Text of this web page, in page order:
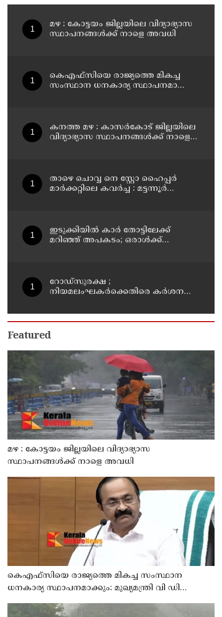
മഴ : കോട്ടയം ജില്ലയിലെ വിദ്യാഭ്യാസ
സ്ഥാപനങ്ങൾക്ക് നാളെ അവധി
കെഎഫ്‌സിയെ രാജ്യത്തെ മികച്ച
സംസ്ഥാന ധനകാര്യ സ്ഥാപനമാക്കും:
കനത്ത മഴ : കാസർകോട് ജില്ലയിലെ
വിദ്യാഭ്യാസ സ്ഥാപനങ്ങൾക്ക് നാളെ
താഴെ ചൊവ്വ നെ സ്റ്റോ ഹൈപ്പർ
മാർക്കറ്റിലെ കവർച്ച : മട്ടന്നൂർ
ഇടുക്കിയിൽ കാർ തോട്ടിലേക്ക്
മറിഞ്ഞ് അപകടം; ഒരാൾക്ക്
റോഡ്‌സുരക്ഷ ;
നിയമലംഘകർക്കെതിരെ കർശന
Featured
മഴ : കോട്ടയം ജില്ലയിലെ വിദ്യാഭ്യാസ
സ്ഥാപനങ്ങൾക്ക് നാളെ അവധി
കെഎഫ്‌സിയെ രാജ്യത്തെ മികച്ച സംസ്ഥാന
ധനകാര്യ സ്ഥാപനമാക്കും: മുഖ്യമന്ത്രി വി ഡി
സതീശൻ